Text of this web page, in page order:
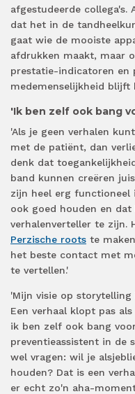
afgestudeerde
dat het in de
gaat wie de mooiste
afdrukken maakt, maar
prestatie-indicatoren en
medemenselijkheid blijft
'Ik ben zelf ook bang
'Als je geen verhalen
met de patiënt, dan
denk dat
band kunnen creëren
zijn heel erg functioneel
ook goed houden en
verhalenverteller te zijn.
Perzische roots te
het beste contact met
te vertellen.'
'Mijn visie op
Een verhaal klopt pas
ik ben zelf ook bang
preventieassistent in de
wel vragen: wil je
houden? Dat is een
er echt zo'n aha-